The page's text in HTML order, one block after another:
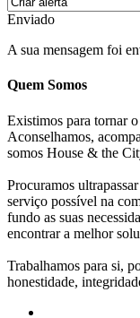
Enviado
A sua mensagem foi
Quem Somos
Existimos para tornar
Aconselhamos,
somos House & the
Procuramos
serviço possível na
fundo as suas
encontrar a melhor
Trabalhamos para si,
honestidade,